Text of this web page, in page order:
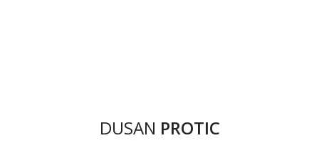
DUSAN PROTIC